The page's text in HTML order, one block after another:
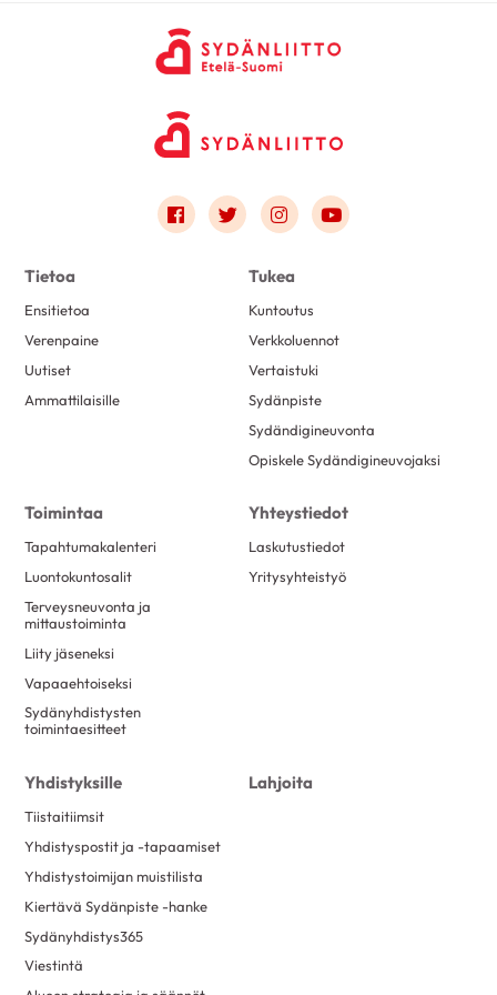
Link to facebook
Link to twitter
Link to instagram
Link to youtube
Tietoa
Ensitietoa
Verenpaine
Uutiset
Ammattilaisille
Tukea
Kuntoutus
Verkkoluennot
Vertaistuki
Sydänpiste
Sydändigineuvonta
Opiskele Sydändigineuvojaksi
Toimintaa
Tapahtumakalenteri
Luontokuntosalit
Terveysneuvonta ja
mittaustoiminta
Liity jäseneksi
Vapaaehtoiseksi
Sydänyhdistysten
toimintaesitteet
Yhteystiedot
Laskutustiedot
Yritysyhteistyö
Yhdistyksille
Tiistaitiimsit
Yhdistyspostit ja -tapaamiset
Yhdistystoimijan muistilista
Kiertävä Sydänpiste -hanke
Sydänyhdistys365
Viestintä
Lahjoita